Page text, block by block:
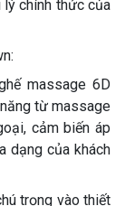
chính thức của
massage 6D
từ massage
cảm biến áp
dạng của khách
trọng vào thiết